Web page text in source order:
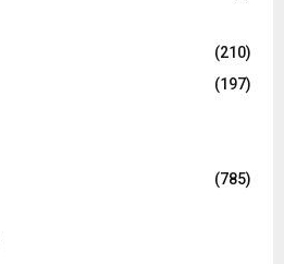
(210)
(197)
(785)